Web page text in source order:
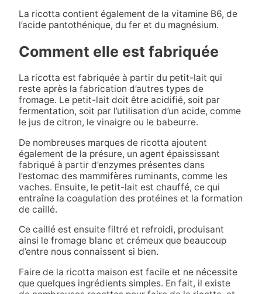
La ricotta contient également de la vitamine B6, de
l’acide pantothénique, du fer et du magnésium.
Comment elle est fabriquée
La ricotta est fabriquée à partir du petit-lait qui
reste après la fabrication d’autres types de
fromage. Le petit-lait doit être acidifié, soit par
fermentation, soit par l’utilisation d’un acide, comme
le jus de citron, le vinaigre ou le babeurre.
De nombreuses marques de ricotta ajoutent
également de la présure, un agent épaississant
fabriqué à partir d’enzymes présentes dans
l’estomac des mammifères ruminants, comme les
vaches. Ensuite, le petit-lait est chauffé, ce qui
entraîne la coagulation des protéines et la formation
de caillé.
Ce caillé est ensuite filtré et refroidi, produisant
ainsi le fromage blanc et crémeux que beaucoup
d’entre nous connaissent si bien.
Faire de la ricotta maison est facile et ne nécessite
que quelques ingrédients simples. En fait, il existe